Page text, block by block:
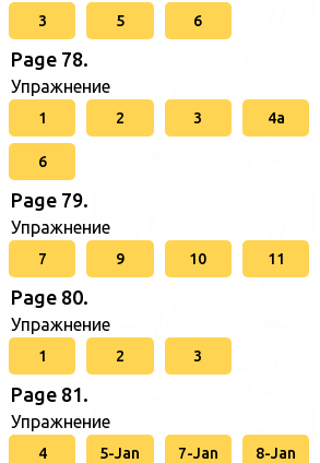
3 5 6
Page 78.
Упражнение
1 2 3 4a
6
Page 79.
Упражнение
7 9 10 11
Page 80.
Упражнение
1 2 3
Page 81.
Упражнение
4 5-Jan 7-Jan 8-Jan